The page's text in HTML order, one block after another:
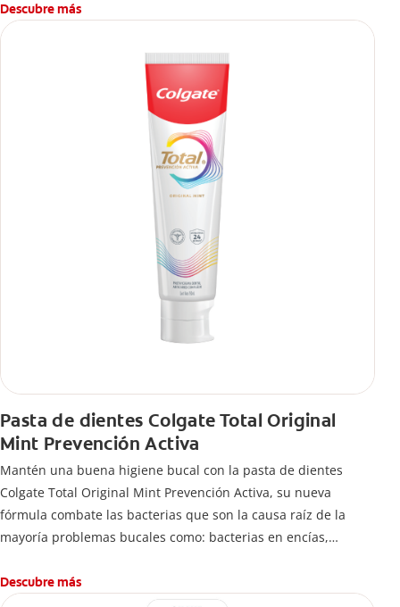
Descubre más
Pasta de dientes Colgate Total Original
Mint Prevención Activa
Mantén una buena higiene bucal con la pasta de dientes
Colgate Total Original Mint Prevención Activa, su nueva
fórmula combate las bacterias que son la causa raíz de la
mayoría problemas bucales como: bacterias en encías,
caries.
Descubre más